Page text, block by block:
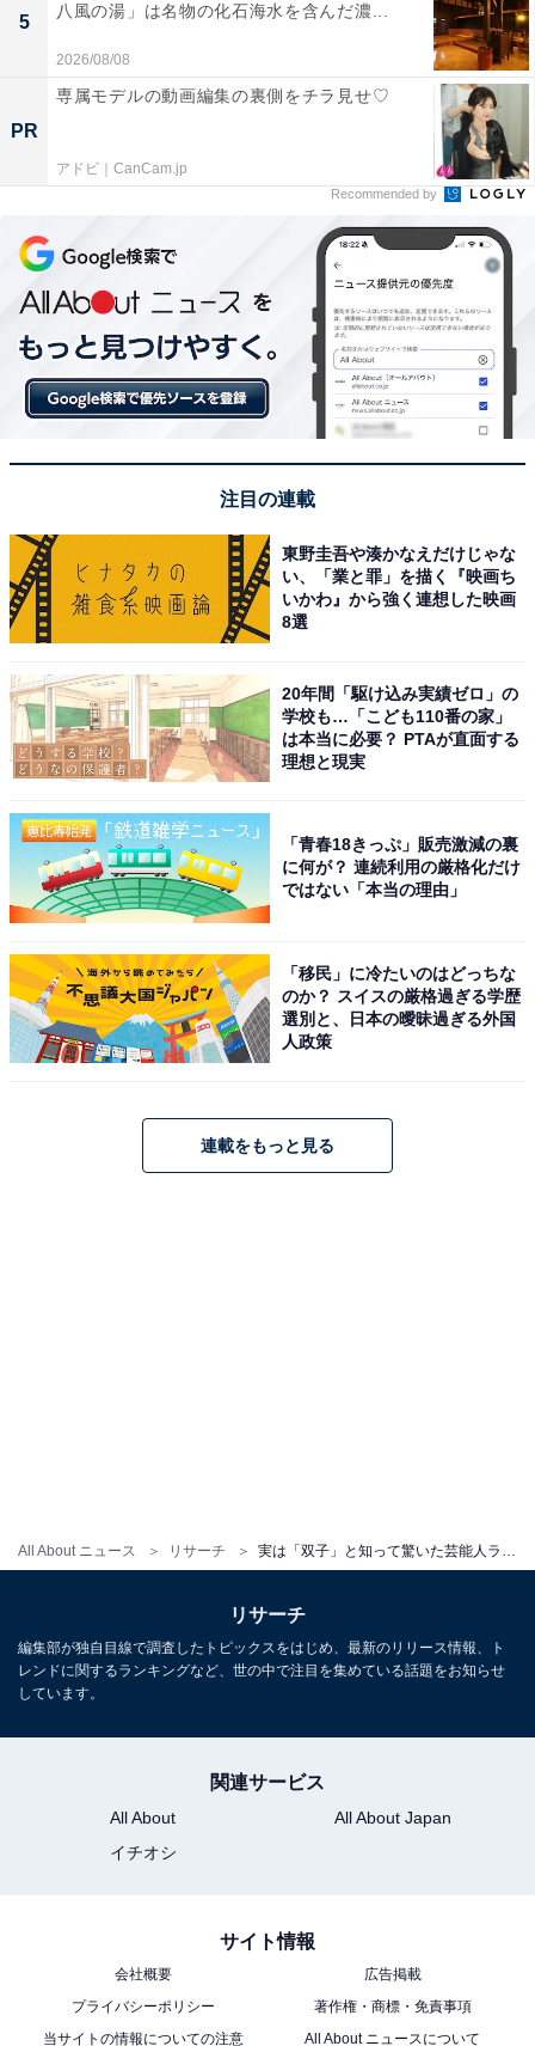
All About ニュース リサーチ
5
八風の湯」は名物の化石海水を含んだ濃...
2026/08/08
PR
専属モデルの動画編集の裏側をチラ見せ♡
アドビ｜CanCam.jp
Recommended by
注目の連載
東野圭吾や湊かなえだけじゃな
い、「業と罪」を描く『映画ち
いかわ』から強く連想した映画
8選
20年間「駆け込み実績ゼロ」の
学校も…「こども110番の家」
は本当に必要？ PTAが直面する
理想と現実
「青春18きっぷ」販売激減の裏
に何が？ 連続利用の厳格化だけ
ではない「本当の理由」
「移民」に冷たいのはどっちな
のか？ スイスの厳格過ぎる学歴
選別と、日本の曖昧過ぎる外国
人政策
連載をもっと見る
リサーチ
編集部が独自目線で調査したトピックスをはじめ、最新のリリース情報、ト
レンドに関するランキングなど、世の中で注目を集めている話題をお知らせ
しています。
関連サービス
All About
All About Japan
イチオシ
サイト情報
会社概要
広告掲載
プライバシーポリシー
著作権・商標・免責事項
当サイトの情報についての注意
All About ニュースについて